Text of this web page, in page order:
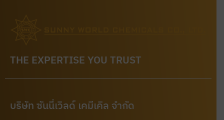
THE EXPERTISE YOU TRUST
บริษัท ซันนี่เวิลด์ เคมีเคิล จำกัด